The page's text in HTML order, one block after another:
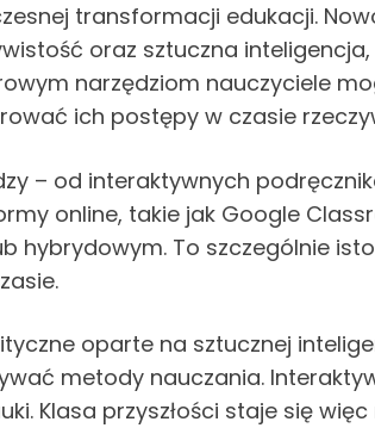
transformacji edukacji.
oraz sztuczna
narzędziom nauczyciele
ich postępy w czasie
– od interaktywnych
online, takie jak Google
hybrydowym. To szczególnie
oparte na sztucznej
metody nauczania.
Klasa przyszłości staje się